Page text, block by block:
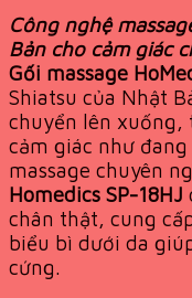
Công nghệ
Bản cho cảm giác
Gối massage
Shiatsu của Nhật
chuyển lên xuống,
cảm giác như
massage chuyên
Homedics SP-18HJ
chân thật, cung
biểu bì dưới da
cứng.